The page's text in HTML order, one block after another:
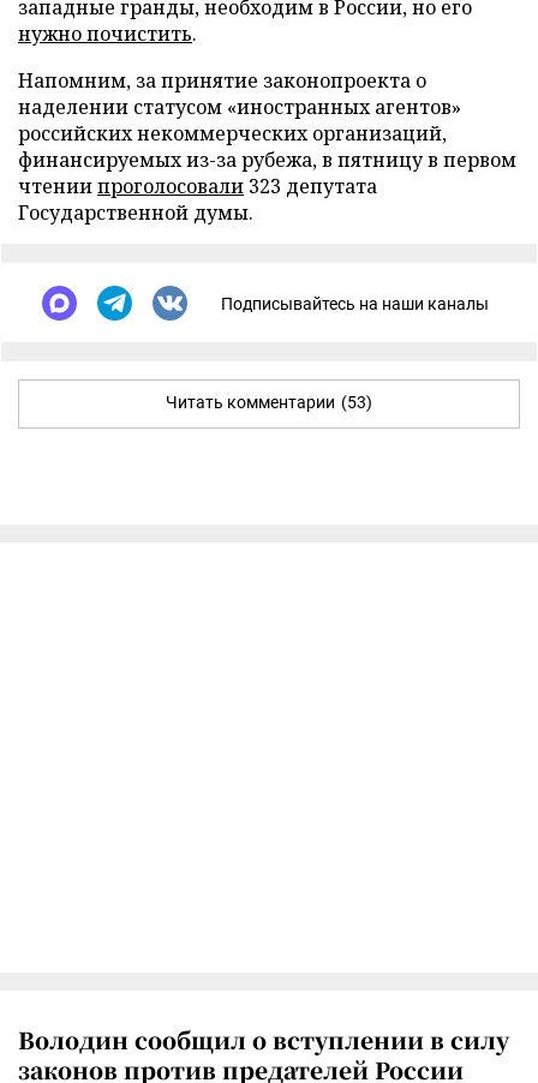
западные гранды, необходим в России, но его
нужно почистить.
Напомним, за принятие законопроекта о
наделении статусом «иностранных агентов»
российских некоммерческих организаций,
финансируемых из-за рубежа, в пятницу в первом
чтениипроголосовали 323 депутата
Государственной думы.
Подписывайтесь на наши каналы
Читать комментарии (53)
Володин сообщил о вступлении в силу
законов против предателей России